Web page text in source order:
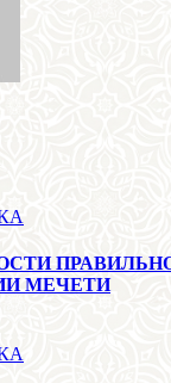
МЕЧЕТИ